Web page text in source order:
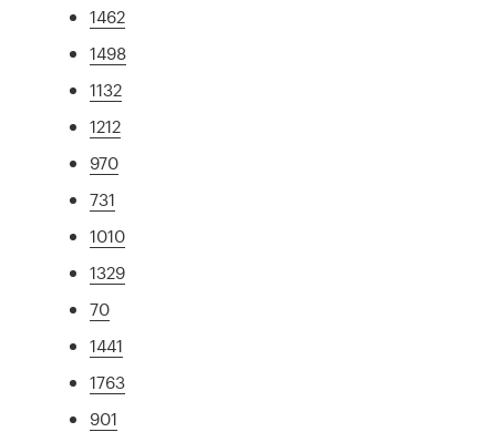
1462
1498
1132
1212
970
731
1010
1329
70
1441
1763
901